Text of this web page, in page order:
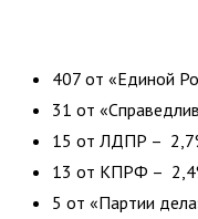
407 от «Единой
31 от
15 от ЛДПР –
13 от КПРФ –
5 от «Партии